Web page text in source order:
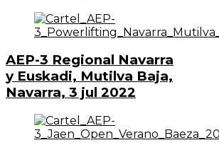
AEP-3 Regional Navarra
y Euskadi, Mutilva Baja,
Navarra, 3 jul 2022